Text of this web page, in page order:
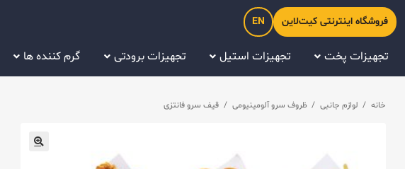
فروشگاه اینترنتی کیت‌لاین EN
تجهیزات پخت تجهیزات استیل تجهیزات برودتی گرم کننده ها
خانه / لوازم جانبی / ظروف سرو آلومینیومی / قیف سرو فانتزی